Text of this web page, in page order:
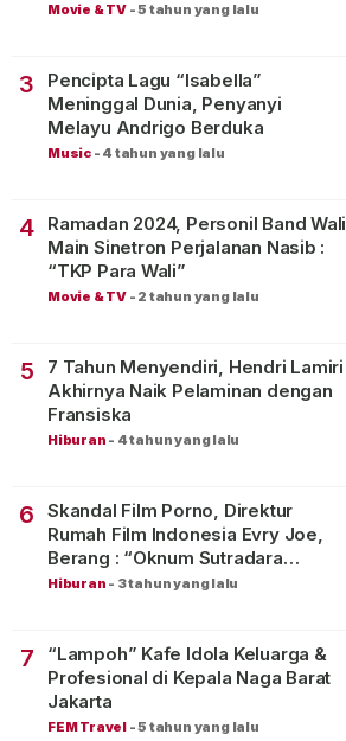
Movie & TV -5 tahun yang lalu
3
Pencipta Lagu “Isabella”
Meninggal Dunia, Penyanyi
Melayu Andrigo Berduka
Music - 4 tahun yang lalu
4
Ramadan 2024, Personil Band Wali
Main Sinetron Perjalanan Nasib :
“TKP Para Wali”
Movie & TV - 2 tahun yang lalu
5
7 Tahun Menyendiri, Hendri Lamiri
Akhirnya Naik Pelaminan dengan
Fransiska
Hiburan - 4 tahun yang lalu
6
Skandal Film Porno, Direktur
Rumah Film Indonesia Evry Joe,
Berang : “Oknum Sutradara
Merusak Perfilman Indonesia”!
Hiburan - 3 tahun yang lalu
7
“Lampoh” Kafe Idola Keluarga &
Profesional di Kepala Naga Barat
Jakarta
FEM Travel -5 tahun yang lalu